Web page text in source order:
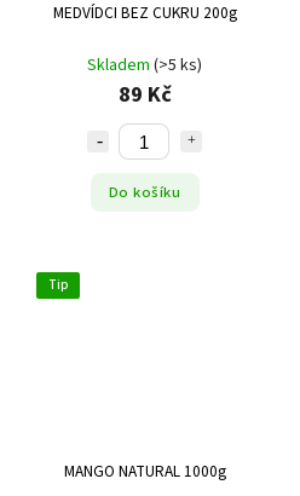
MEDVÍDCI BEZ CUKRU 200g
Skladem (>5 ks)
89 Kč
Do košíku
Tip
MANGO NATURAL 1000g